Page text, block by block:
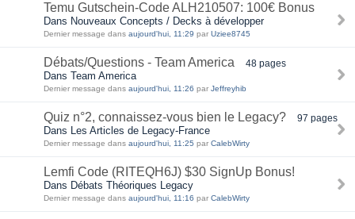
Temu Gutschein-Code ALH210507: 100€ Bonus
Dans Nouveaux Concepts / Decks à développer
Dernier message dans aujourd'hui, 11:29 par Uziee8745
Débats/Questions - Team America 48 pages
Dans Team America
Dernier message dans aujourd'hui, 11:26 par Jeffreyhib
Quiz n°2, connaissez-vous bien le Legacy? 97 pages
Dans Les Articles de Legacy-France
Dernier message dans aujourd'hui, 11:25 par CalebWirty
Lemfi Code (RITEQH6J) $30 SignUp Bonus!
Dans Débats Théoriques Legacy
Dernier message dans aujourd'hui, 11:16 par CalebWirty